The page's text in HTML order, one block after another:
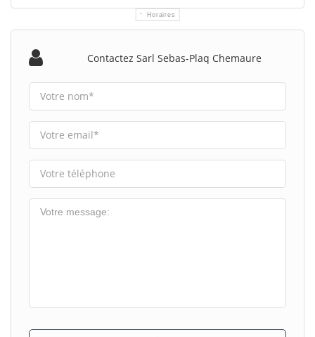
Horaires
Contactez Sarl Sebas-Plaq Chemaure